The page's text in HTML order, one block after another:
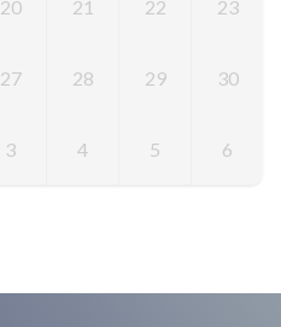
20 21 22 23
27 28 29 30
3 4 5 6